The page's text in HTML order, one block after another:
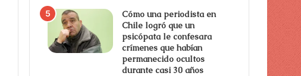
Cómo una periodista en
Chile logró que un
psicópata le confesara
crímenes que habían
permanecido ocultos
durante casi 30 años